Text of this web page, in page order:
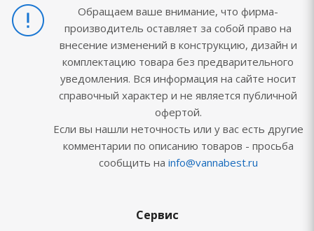
Обращаем ваше внимание, что фирма-
производитель оставляет за собой право на
внесение изменений в конструкцию, дизайн и
комплектацию товара без предварительного
уведомления. Вся информация на сайте носит
справочный характер и не является публичной
офертой.
Если вы нашли неточность или у вас есть другие
комментарии по описанию товаров - просьба
сообщить на info@vannabest.ru
Сервис